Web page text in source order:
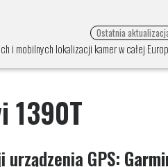
i mobilnych lokalizacji kamer w całej
Ostatnia
1390T
GPS: